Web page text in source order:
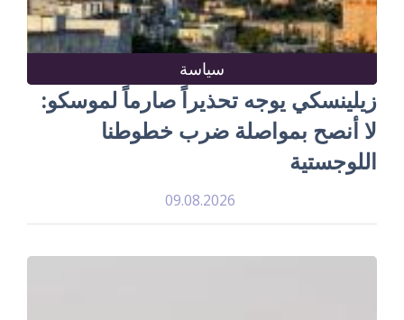
سياسة
زيلينسكي يوجه تحذيراً صارماً لموسكو:
لا أنصح بمواصلة ضرب خطوطنا
اللوجستية
09.08.2026